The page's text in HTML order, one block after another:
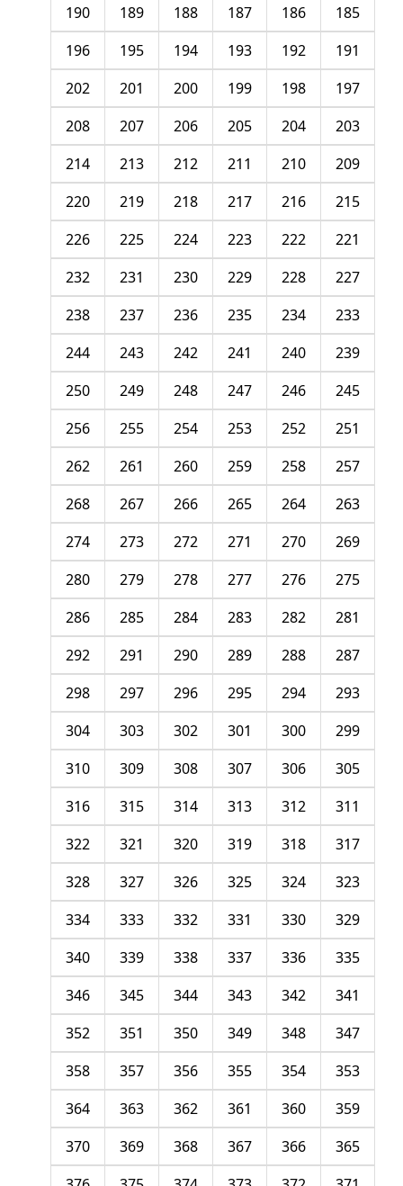
185
186
187
188
189
190
191
192
193
194
195
196
197
198
199
200
201
202
203
204
205
206
207
208
209
210
211
212
213
214
215
216
217
218
219
220
221
222
223
224
225
226
227
228
229
230
231
232
233
234
235
236
237
238
239
240
241
242
243
244
245
246
247
248
249
250
251
252
253
254
255
256
257
258
259
260
261
262
263
264
265
266
267
268
269
270
271
272
273
274
275
276
277
278
279
280
281
282
283
284
285
286
287
288
289
290
291
292
293
294
295
296
297
298
299
300
301
302
303
304
305
306
307
308
309
310
311
312
313
314
315
316
317
318
319
320
321
322
323
324
325
326
327
328
329
330
331
332
333
334
335
336
337
338
339
340
341
342
343
344
345
346
347
348
349
350
351
352
353
354
355
356
357
358
359
360
361
362
363
364
365
366
367
368
369
370